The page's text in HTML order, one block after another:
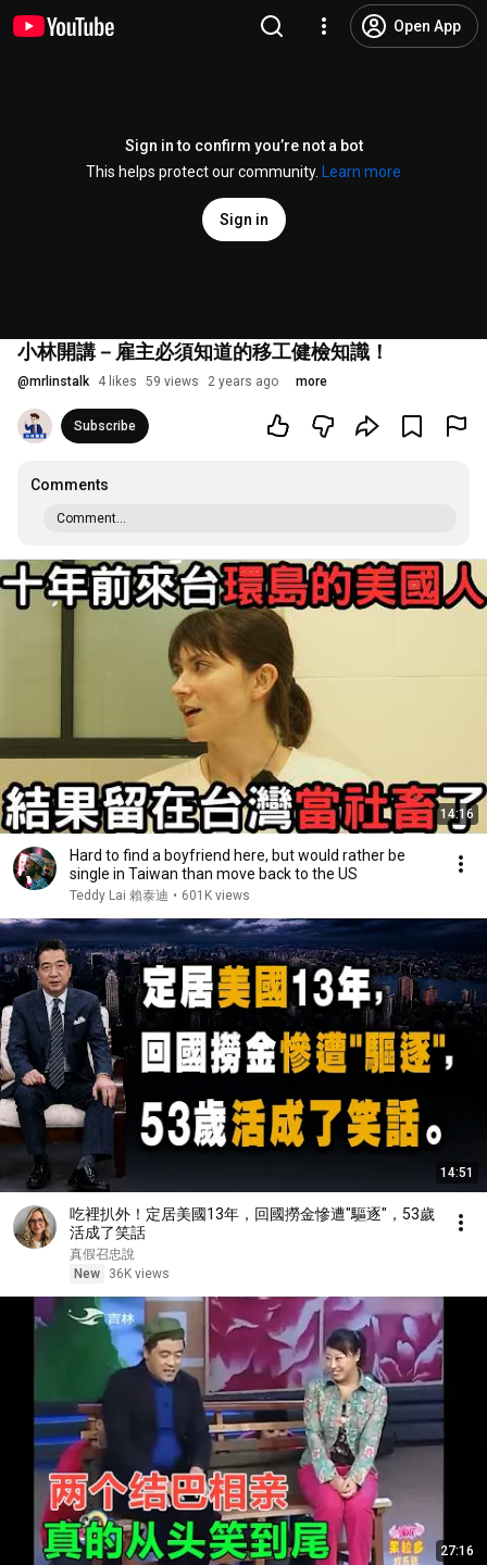
Open App
Sign in to confirm you’re not a bot
This helps protect our community.
Learn more
Sign in
小林開講－雇主必須知道的移工健檢知識！
@mrlinstalk 4 likes 59 views 2 years ago more
Subscribe
Comments
Comment...
14:16
Hard to find a boyfriend here, but would rather be
single in Taiwan than move back to the US
Teddy Lai 賴泰迪 • 601K views
14:51
吃裡扒外！定居美國13年，回國撈金慘遭"驅逐"，53歲
活成了笑話
真假召忠說
New
36K views
27:16